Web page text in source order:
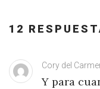
12
Cory del
Y para